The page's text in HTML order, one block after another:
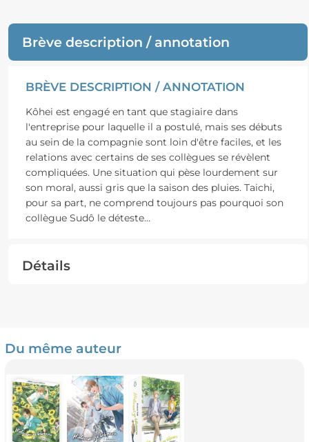
Brève description / annotation
BRÈVE DESCRIPTION / ANNOTATION
Kôhei est engagé en tant que stagiaire dans
l'entreprise pour laquelle il a postulé, mais ses débuts
au sein de la compagnie sont loin d'être faciles, et les
relations avec certains de ses collègues se révèlent
compliquées. Une situation qui pèse lourdement sur
son moral, aussi gris que la saison des pluies. Taichi,
pour sa part, ne comprend toujours pas pourquoi son
collègue Sudô le déteste...
Détails
Du même auteur